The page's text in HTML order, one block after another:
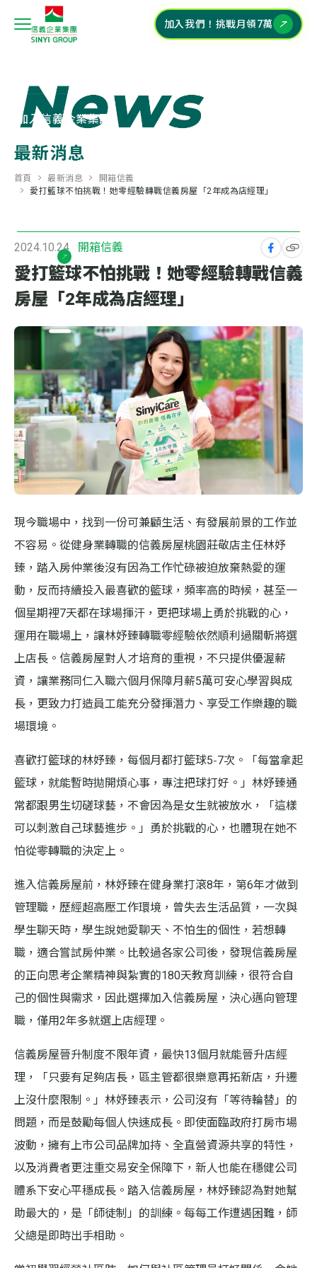
加入信義企業集團
校園深耕計畫
常見問答
加入我們！挑戰月領7萬
最新消息
首頁 最新消息
開箱信義
愛打籃球不怕挑戰！她零經驗轉戰信義房屋「2年成為店經理」
2024.10.24 開箱信義
愛打籃球不怕挑戰！她零經驗轉戰信義
房屋「2年成為店經理」
現今職場中，找到一份可兼顧生活、有發展前景的工作並
不容易。從健身業轉職的信義房屋桃園莊敬店主任林妤
臻，踏入房仲業後沒有因為工作忙碌被迫放棄熱愛的運
動，反而持續投入最喜歡的籃球，頻率高的時候，甚至一
個星期裡7天都在球場揮汗，更把球場上勇於挑戰的心，
運用在職場上，讓林妤臻轉職零經驗依然順利過關斬將選
上店長。信義房屋對人才培育的重視，不只提供優渥薪
資，讓業務同仁入職六個月保障月薪5萬可安心學習與成
長，更致力打造員工能充分發揮潛力、享受工作樂趣的職
場環境。
喜歡打籃球的林妤臻，每個月都打籃球5-7次。「每當拿起
籃球，就能暫時拋開煩心事，專注把球打好。」林妤臻通
常都跟男生切磋球藝，不會因為是女生就被放水，「這樣
可以刺激自己球藝進步。」勇於挑戰的心，也體現在她不
怕從零轉職的決定上。
進入信義房屋前，林妤臻在健身業打滾8年，第6年才做到
管理職，歷經超高壓工作環境，曾失去生活品質，一次與
學生聊天時，學生說她愛聊天、不怕生的個性，若想轉
職，適合嘗試房仲業。比較過各家公司後，發現信義房屋
的正向思考企業精神與紮實的180天教育訓練，很符合自
己的個性與需求，因此選擇加入信義房屋，決心邁向管理
職，僅用2年多就選上店經理。
信義房屋晉升制度不限年資，最快13個月就能晉升店經
理，「只要有足夠店長，區主管都很樂意再拓新店，升遷
上沒什麼限制。」林妤臻表示，公司沒有「等待輪替」的
問題，而是鼓勵每個人快速成長。即使面臨政府打房市場
波動，擁有上市公司品牌加持、全直營資源共享的特性，
以及消費者更注重交易安全保障下，新人也能在穩健公司
體系下安心平穩成長。踏入信義房屋，林妤臻認為對她幫
助最大的，是「師徒制」的訓練。每每工作遭遇困難，師
父總是即時出手相助。